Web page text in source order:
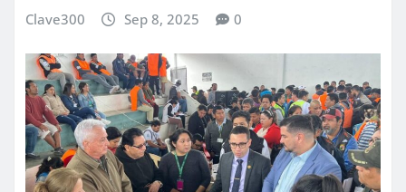
Clave300 Sep 8, 2025 0